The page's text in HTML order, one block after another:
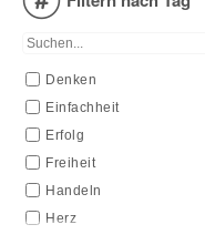
Denken
Einfachheit
Erfolg
Freiheit
Handeln
Herz